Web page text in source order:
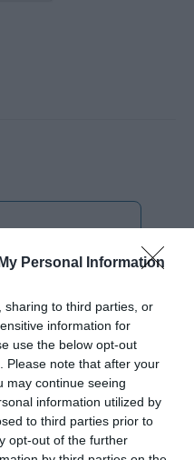
Personal Information
sharing to third parties, or
information for
use the below opt-out
Please note that after your
may continue seeing
information utilized by
to third parties prior to
opt-out of the further